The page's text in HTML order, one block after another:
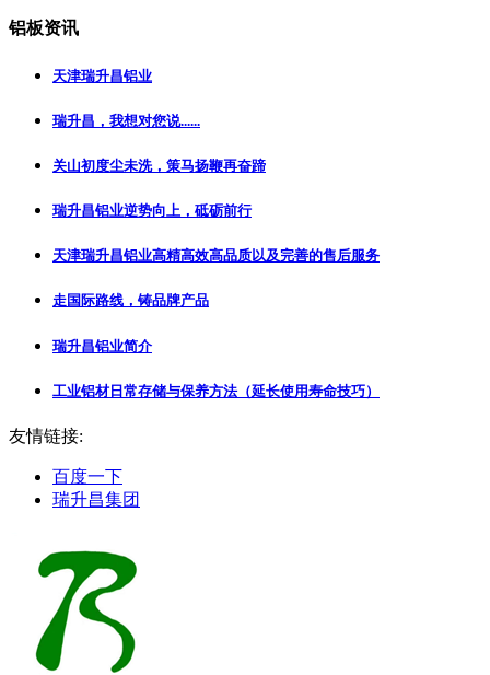
铝板资讯
天津瑞升昌铝业
瑞升昌，我想对您说......
关山初度尘未洗，策马扬鞭再奋蹄
瑞升昌铝业逆势向上，砥砺前行
天津瑞升昌铝业高精高效高品质以及完善的售后服务
走国际路线，铸品牌产品
瑞升昌铝业简介
工业铝材日常存储与保养方法（延长使用寿命技巧）
友情链接:
百度一下
瑞升昌集团